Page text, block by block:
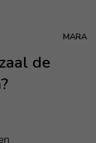
MARA
de